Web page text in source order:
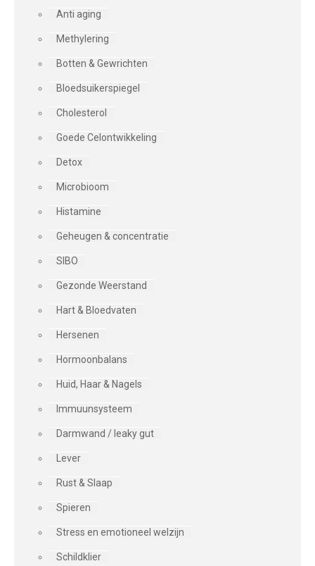
Anti aging
Methylering
Botten & Gewrichten
Bloedsuikerspiegel
Cholesterol
Goede Celontwikkeling
Detox
Microbioom
Histamine
Geheugen & concentratie
SIBO
Gezonde Weerstand
Hart & Bloedvaten
Hersenen
Hormoonbalans
Huid, Haar & Nagels
Immuunsysteem
Darmwand / leaky gut
Lever
Rust & Slaap
Spieren
Stress en emotioneel welzijn
Schildklier